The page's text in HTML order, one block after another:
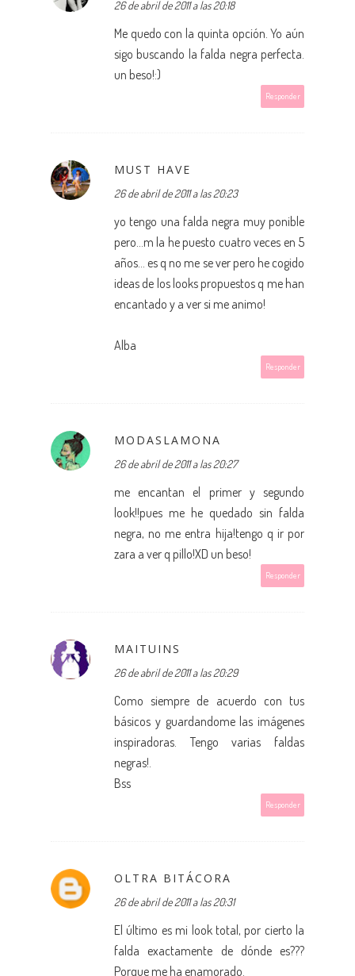
26 de abril de 2011 a las 20:18
Me quedo con la quinta opción. Yo aún
sigo buscando la falda negra perfecta.
un beso!:)
Responder
MUST HAVE
26 de abril de 2011 a las 20:23
yo tengo una falda negra muy ponible
pero...m la he puesto cuatro veces en 5
años... es q no me se ver pero he cogido
ideas de los looks propuestos q me han
encantado y a ver si me animo!
Alba
Responder
MODASLAMONA
26 de abril de 2011 a las 20:27
me encantan el primer y segundo
look!!pues me he quedado sin falda
negra, no me entra hija!tengo q ir por
zara a ver q pillo!XD un beso!
Responder
MAITUINS
26 de abril de 2011 a las 20:29
Como siempre de acuerdo con tus
básicos y guardandome las imágenes
inspiradoras. Tengo varias faldas
negras!.
Bss
Responder
OLTRA BITÁCORA
26 de abril de 2011 a las 20:31
El último es mi look total, por cierto la
falda exactamente de dónde es???
Porque me ha enamorado.